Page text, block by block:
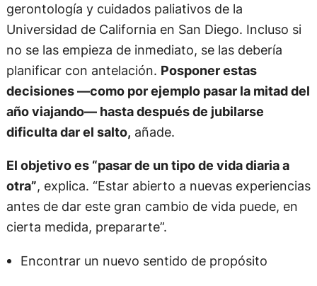
gerontología y cuidados paliativos de la
Universidad de California en San Diego. Incluso si
no se las empieza de inmediato, se las debería
planificar con antelación. Posponer estas
decisiones —como por ejemplo pasar la mitad del
año viajando— hasta después de jubilarse
dificulta dar el salto, añade.
El objetivo es “pasar de un tipo de vida diaria a
otra”, explica. “Estar abierto a nuevas experiencias
antes de dar este gran cambio de vida puede, en
cierta medida, prepararte”.
Encontrar un nuevo sentido de propósito